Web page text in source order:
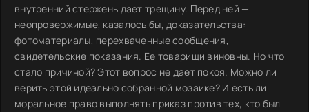
внутренний стержень дает трещину. Перед ней —
неопровержимые, казалось бы, доказательства:
фотоматериалы, перехваченные сообщения,
свидетельские показания. Ее товарищи виновны. Но что
стало причиной? Этот вопрос не дает покоя. Можно ли
верить этой идеально собранной мозаике? И есть ли
моральное право выполнять приказ против тех, кто был